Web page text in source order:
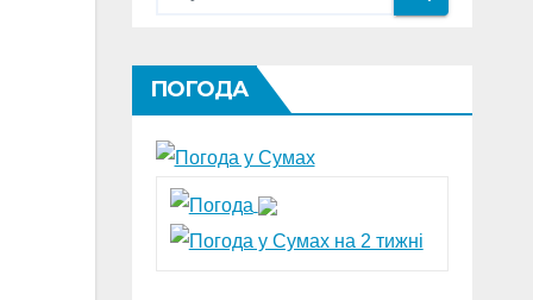
ПОГОДА